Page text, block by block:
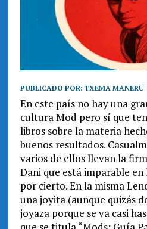
PUBLICADO POR: TXEMA MAÑERU
En este país no hay una
cultura Mod pero sí que
libros sobre la materia
buenos resultados.
varios de ellos llevan la
Dani que está imparable
por cierto. En la misma
una joyita (aunque quizás
joyaza porque se va casi